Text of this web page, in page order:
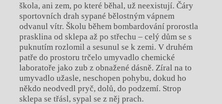
škola, ani zem, po které běhal, už neexistují. Čáry
sportovních drah sypané bělostným vápnem
odvanul vítr. Školu během bombardování prorostla
prasklina od sklepa až po střechu – celý dům se s
puknutím rozlomil a sesunul se k zemi. V druhém
patře do prostoru trčelo umyvadlo chemické
laboratoře jako zub z obnažené dásně. Zíral na to
umyvadlo užasle, neschopen pohybu, dokud ho
někdo neodvedl pryč, dolů, do podzemí. Strop
sklepa se třásl, sypal se z něj prach.